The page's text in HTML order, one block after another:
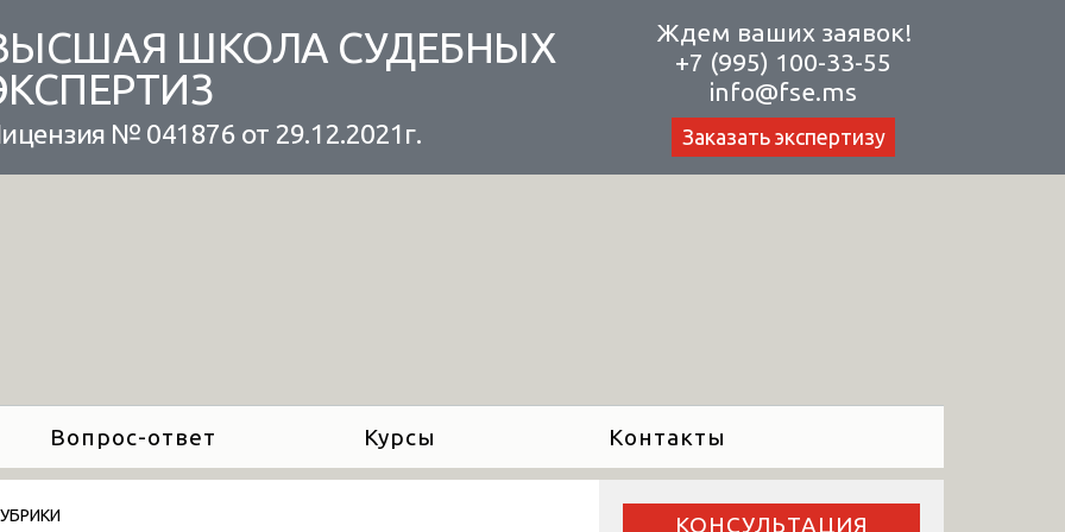
ШКОЛА СУДЕБНЫХ
№ 041876 от 29.12.2021г.
Ждем ваших заявок!
+7 (995) 100-33-55
info@fse.ms
Заказать экспертизу
Вопрос-ответ Курсы Контакты
КОНСУЛЬТАЦИЯ